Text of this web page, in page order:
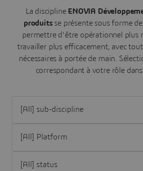
La discipline ENOVIA
produitsse présente sous forme de
permettre d'être opérationnel plus
travailler plus efficacement, avec
nécessaires à portée de main.
correspondant à votre rôle